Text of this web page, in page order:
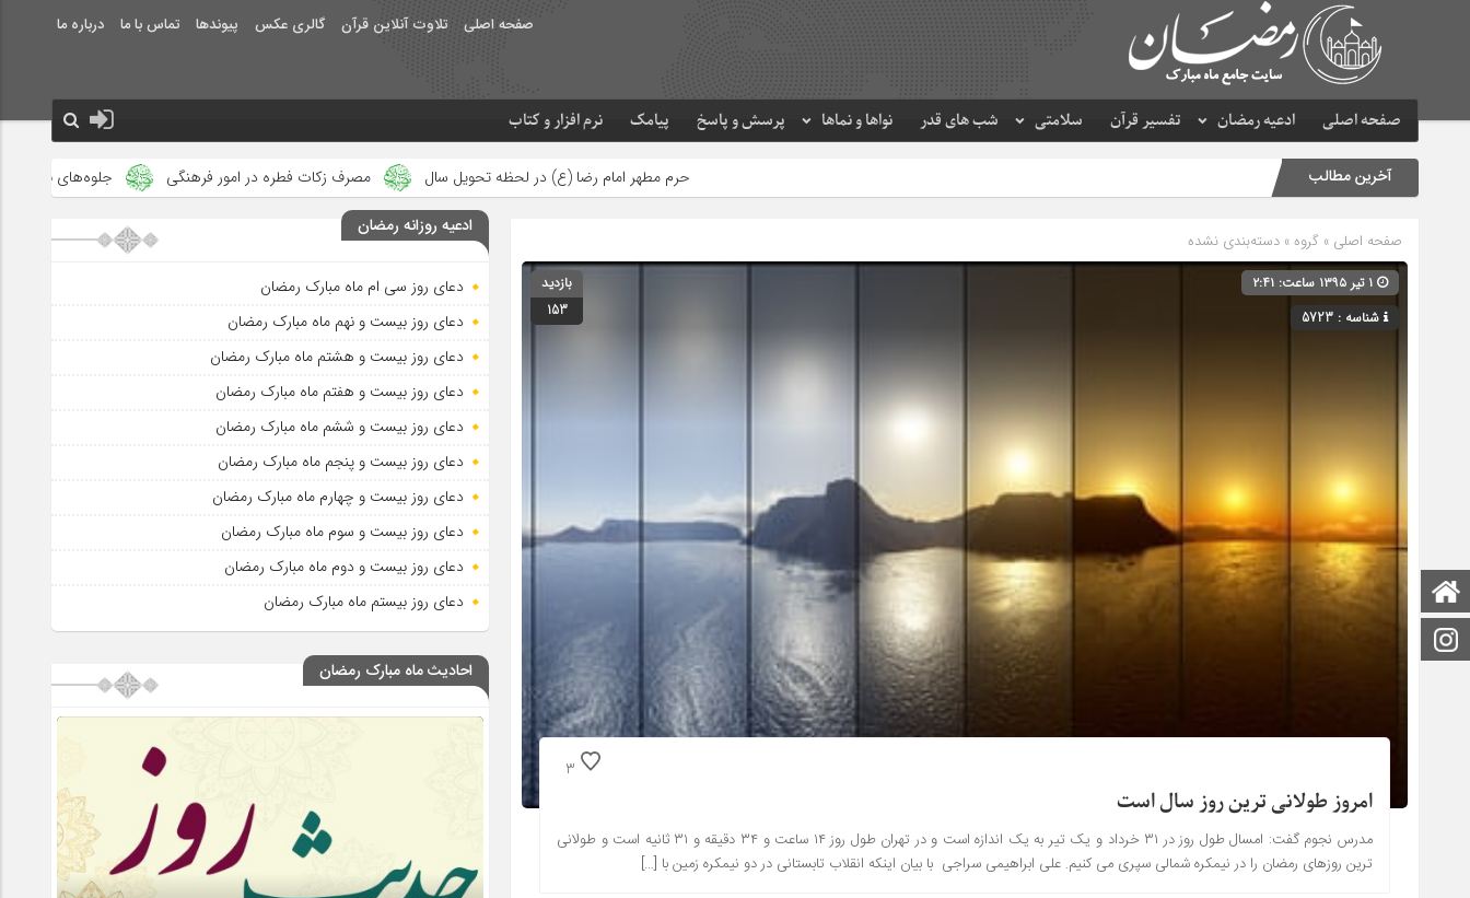
صفحه اصلی تلاوت آنلاین قرآن گالری عکس پیوندها تماس با ما درباره ما
صفحه اصلی ادعیه رمضان تفسیر قرآن سلامتی شب های قدر نواها و نماها پرسش و پاسخ پیامک نرم افزار و کتاب
صفحه اصلی
آخرین مطالب حرم مطهر امام رضا (ع) در لحظه تحویل سال مصرف زکات فطره در امور فرهنگی جلوه‌های بزرگ نصرت الهی در ماه
صفحه اصلی » گروه » دسته‌بندی نشده
شناسه : 5723
بازدید
153
3
امروز طولانی ترین روز سال است
مدرس نجوم گفت: امسال طول روز در ۳۱ خرداد و یک تیر به یک اندازه است و در تهران طول روز ۱۴ ساعت و ۳۴ دقیقه و ۳۱ ثانیه است و طولانی
ترین روزهای رمضان را در نیمکره شمالی سپری می کنیم. علی ابراهیمی سراجی با بیان اینکه انقلاب تابستانی در دو نیمکره زمین با […]
ادعیه روزانه رمضان
دعای روز سی ام ماه مبارک رمضان
دعای روز بیست و نهم ماه مبارک رمضان
دعای روز بیست و هشتم ماه مبارک رمضان
دعای روز بیست و هفتم ماه مبارک رمضان
دعای روز بیست و ششم ماه مبارک رمضان
دعای روز بیست و پنجم ماه مبارک رمضان
دعای روز بیست و چهارم ماه مبارک رمضان
دعای روز بیست و سوم ماه مبارک رمضان
دعای روز بیست و دوم ماه مبارک رمضان
دعای روز بیستم ماه مبارک رمضان
احادیث ماه مبارک رمضان